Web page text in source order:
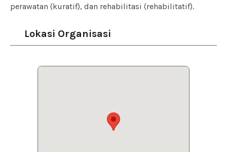
perawatan (kuratif), dan rehabilitasi (rehabilitatif).
Lokasi Organisasi